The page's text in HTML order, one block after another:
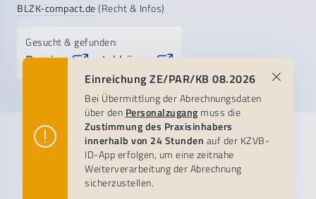
Einreichung ZE/PAR/KB 08.2026
Bei Übermittlung der Abrechnungsdaten
über den Personalzugang muss die
Zustimmung des Praxisinhabers
innerhalb von 24 Stunden auf der KZVB-
ID-App erfolgen, um eine zeitnahe
Weiterverarbeitung der Abrechnung
sicherzustellen.
BLZK-compact.de(Recht & Infos)
Gesucht & gefunden:
Praxis- Jobbörse
Praxisteam
Abrechnungsberatung
Patientenservice
Zahnärztlicher Notdienst
KZVB
Besuchen Sie uns auf: